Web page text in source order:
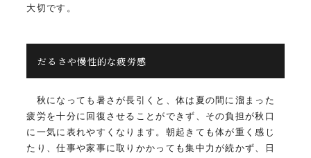
大切です。
だるさや慢性的な疲労感
秋になっても暑さが長引くと、体は夏の間に溜まった
疲労を十分に回復させることができず、その負担が秋口
に一気に表れやすくなります。朝起きても体が重く感じ
たり、仕事や家事に取りかかっても集中力が続かず、日